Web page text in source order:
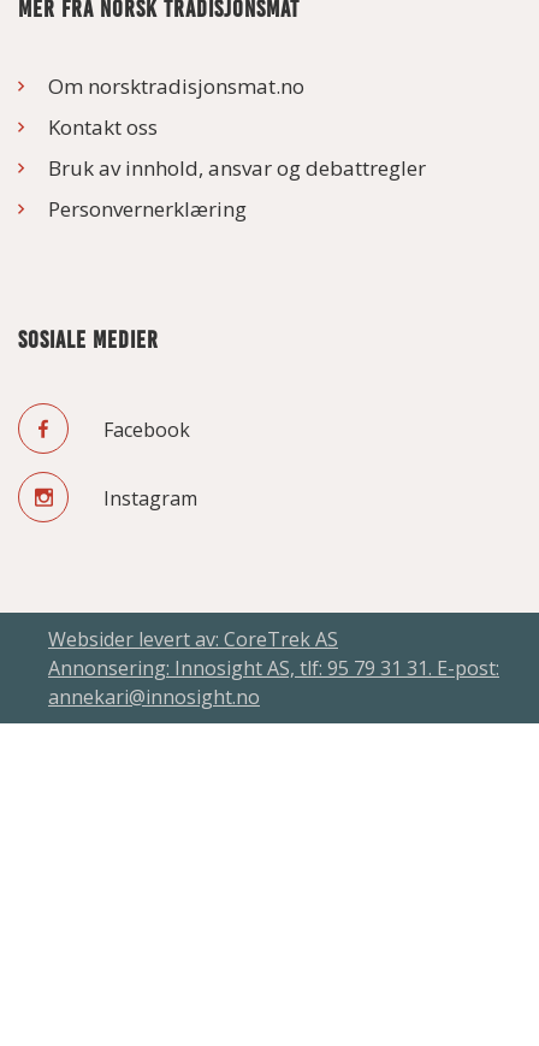
MER FRA NORSK TRADISJONSMAT
Om norsktradisjonsmat.no
Kontakt oss
Bruk av innhold, ansvar og debattregler
Personvernerklæring
SOSIALE MEDIER
Facebook
Instagram
Websider levert av: CoreTrek AS
Annonsering: Innosight AS, tlf: 95 79 31 31. E-post:
annekari@innosight.no